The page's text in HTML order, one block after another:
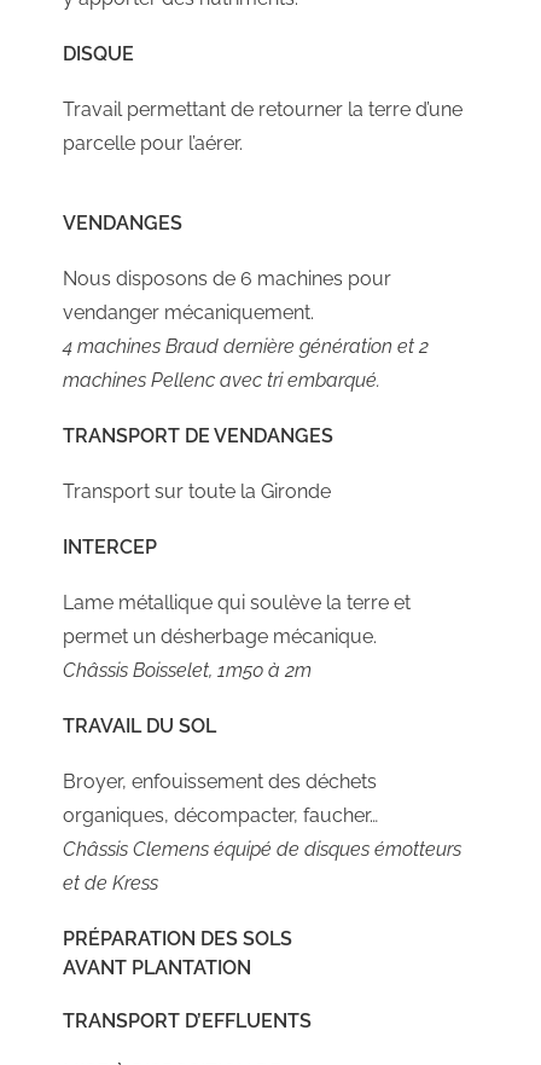
DISQUE
Travail permettant de retourner la terre d’une
parcelle pour l’aérer.
VENDANGES
Nous disposons de 6 machines pour
vendanger mécaniquement.
4 machines Braud dernière génération et 2
machines Pellenc avec tri embarqué.
TRANSPORT DE VENDANGES
Transport sur toute la Gironde
INTERCEP
Lame métallique qui soulève la terre et
permet un désherbage mécanique.
Châssis Boisselet, 1m50 à 2m
TRAVAIL DU SOL
Broyer, enfouissement des déchets
organiques, décompacter, faucher…
Châssis Clemens équipé de disques émotteurs
et de Kress
PRÉPARATION DES SOLS
AVANT PLANTATION
TRANSPORT D’EFFLUENTS